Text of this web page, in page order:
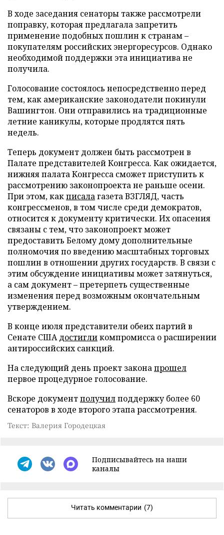
В ходе заседания сенаторы также рассмотрели
поправку, которая предлагала запретить
применение подобных пошлин к странам –
покупателям российских энергоресурсов. Однако
необходимой поддержки эта инициатива не
получила.
Голосование состоялось непосредственно перед
тем, как американские законодатели покинули
Вашингтон. Они отправились на традиционные
летние каникулы, которые продлятся пять
недель.
Теперь документ должен быть рассмотрен в
Палате представителей Конгресса. Как ожидается,
нижняя палата Конгресса сможет приступить к
рассмотрению законопроекта не раньше осени.
При этом, какписалагазета ВЗГЛЯД, часть
конгрессменов, в том числе среди демократов,
относится к документу критически. Их опасения
связаны с тем, что законопроект может
предоставить Белому дому дополнительные
полномочия по введению масштабных торговых
пошлин в отношении других государств. В связи с
этим обсуждение инициативы может затянуться,
а сам документ – претерпеть существенные
изменения перед возможным окончательным
утверждением.
В конце июля представители обеих партий в
Сенате СШАдостигликомпромисса о расширении
антироссийских санкций.
На следующий день проект законапрошел
первое процедурное голосование.
Вскоре документполучилподдержку более 60
сенаторов в ходе второго этапа рассмотрения.
Текст: Валерия Городецкая
Подписывайтесь на наши
каналы
Читать комментарии (7)